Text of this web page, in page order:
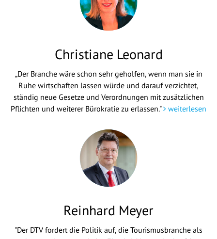
Christiane Leonard
„Der Branche wäre schon sehr geholfen, wenn man sie in
Ruhe wirtschaften lassen würde und darauf verzichtet,
ständig neue Gesetze und Verordnungen mit zusätzlichen
Pflichten und weiterer Bürokratie zu erlassen."
weiterlesen
Reinhard Meyer
"Der DTV fordert die Politik auf, die Tourismusbranche als